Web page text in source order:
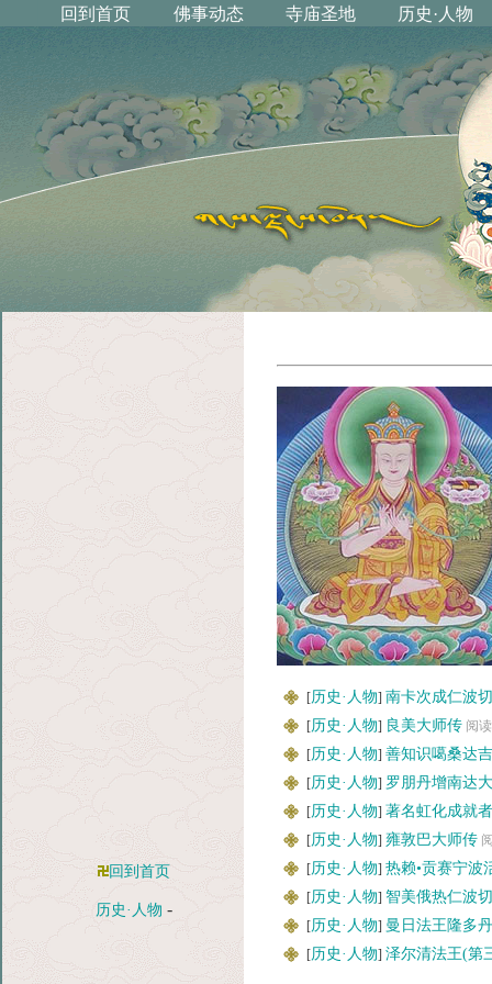
回到首页
历史·人物 -
[历史·人物] 南卡次成仁波
[历史·人物] 良美大师传 阅
[历史·人物] 善知识噶桑达
[历史·人物] 罗朋丹增南达
[历史·人物] 著名虹化成就
[历史·人物] 雍敦巴大师传
[历史·人物] 热赖•贡赛宁波
[历史·人物] 智美俄热仁波
[历史·人物] 曼日法王隆多
[历史·人物] 泽尔清法王(第